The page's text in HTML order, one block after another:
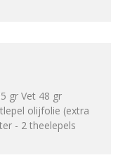
gr Vet 48 gr
olijfolie (extra
- 2 theelepels